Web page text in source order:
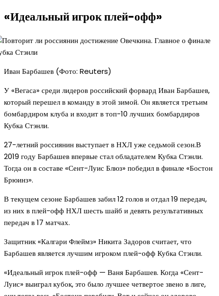
«Идеальный игрок плей-офф»
Иван Барбашев (Фото: Reuters)
У «Вегаса» среди лидеров российский форвард Иван Барбашев,
который перешел в команду в этой зимой. Он является третьим
бомбардиром клуба и входит в топ-10 лучших бомбардиров
Кубка Стэнли.
27-летний россиянин выступает в НХЛ уже седьмой сезон.В
2019 году Барбашев впервые стал обладателем Кубка Стэнли.
Тогда он в составе «Сент-Луис Блюз» победил в финале «Бостон
Брюинз».
В текущем сезоне Барбашев забил 12 голов и отдал 19 передач,
из них в плей-офф НХЛ шесть шайб и девять результативных
передач в 17 матчах.
Защитник «Калгари Флеймз» Никита Задоров считает, что
Барбашев является лучшим игроком плей-офф Кубка Стэнли.
«Идеальный игрок плей-офф — Ваня Барбашев. Когда «Сент-
Луис» выиграл кубок, это было лучшее четвертое звено в лиге,